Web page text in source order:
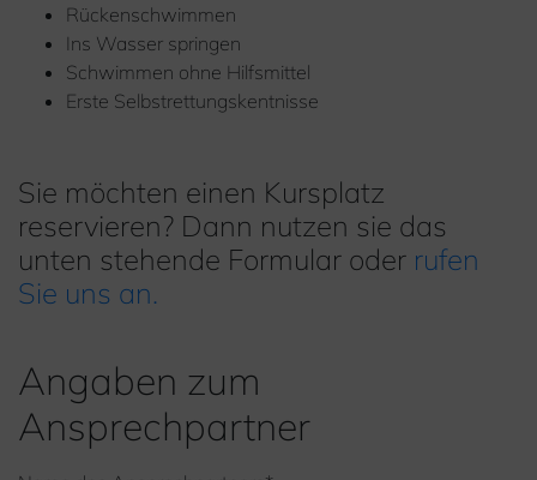
Rückenschwimmen
Ins Wasser springen
Schwimmen ohne Hilfsmittel
Erste Selbstrettungskentnisse
Sie möchten einen Kursplatz
reservieren? Dann nutzen sie das
unten stehende Formular oder rufen
Sie uns an.
Angaben zum
Ansprechpartner